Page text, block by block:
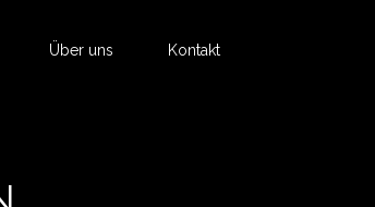
Über uns Kontakt